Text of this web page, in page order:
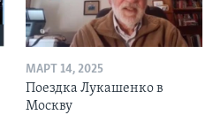
МАРТ 14, 2025
Поездка Лукашенко в
Москву